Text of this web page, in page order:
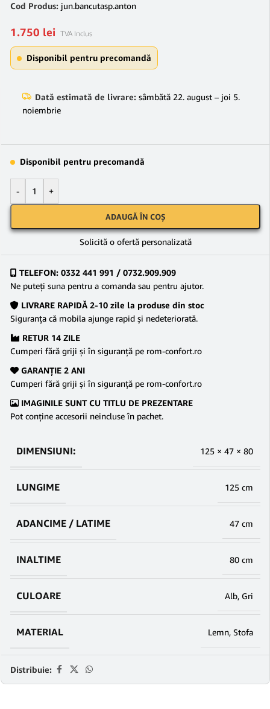
Cod Produs: jun.bancutasp.anton
1.750 lei TVA Inclus
Disponibil pentru precomandă
Dată estimată de livrare: sâmbătă 22. august – joi 5.
noiembrie
Disponibil pentru precomandă
- +
ADAUGĂ ÎN COȘ
Solicită o ofertă personalizată
TELEFON: 0332 441 991 / 0732.909.909
Ne puteţi suna pentru a comanda sau pentru ajutor.
LIVRARE RAPIDĂ 2-10 zile la produse din stoc
Siguranţa că mobila ajunge rapid şi nedeteriorată.
RETUR 14 ZILE
Cumperi fără griji şi în siguranţă pe rom-confort.ro
GARANŢIE 2 ANI
Cumperi fără griji şi în siguranţă pe rom-confort.ro
IMAGINILE SUNT CU TITLU DE PREZENTARE
Pot conține accesorii neincluse în pachet.
DIMENSIUNI: 125 × 47 × 80
LUNGIME 125 cm
ADANCIME / LATIME 47 cm
INALTIME 80 cm
CULOARE Alb, Gri
MATERIAL Lemn, Stofa
Distribuie: